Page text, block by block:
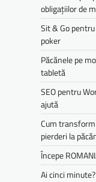
obligațiilor de
Sit & Go
poker
Păcănele pe
tabletă
SEO pentru
ajută
Cum
pierderi la
Începe
Ai cinci